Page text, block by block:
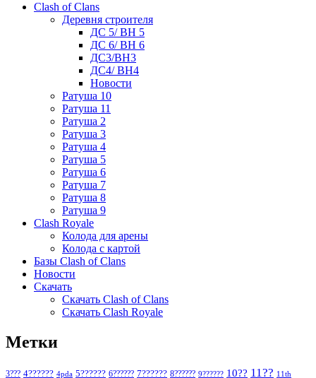
Clash of Clans
Деревня строителя
ДС 5/ BH 5
ДС 6/ BH 6
ДС3/BH3
ДС4/ BH4
Новости
Ратуша 10
Ратуша 11
Ратуша 2
Ратуша 3
Ратуша 4
Ратуша 5
Ратуша 6
Ратуша 7
Ратуша 8
Ратуша 9
Clash Royale
Колода для арены
Колода с картой
Базы Clash of Clans
Новости
Скачать
Скачать Clash of Clans
Скачать Clash Royale
Метки
3??? 4?????? 4pda 5?????? 6?????? 7?????? 8?????? 9?????? 10?? 11?? 11th